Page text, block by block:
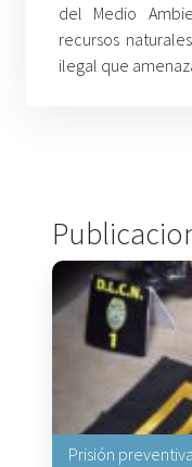
del Medio
recursos
ilegal que
Prisión